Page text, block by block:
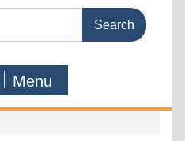
Menu